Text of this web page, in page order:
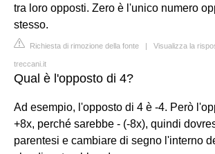
tra loro opposti. Zero è l'unico numero
stesso.
Richiesta di rimozione della fonte | Visualizza la
treccani.it
Qual è l'opposto di 4?
Ad esempio, l'opposto di 4 è -4. Però
+8x, perché sarebbe - (-8x), quindi
parentesi e cambiare di segno l'interno